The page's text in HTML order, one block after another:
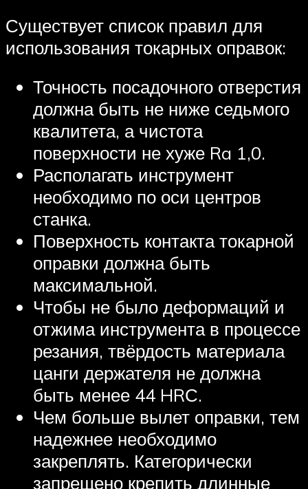
Существует список правил для
использования токарных оправок:
Точность посадочного отверстия
должна быть не ниже седьмого
квалитета, а чистота
поверхности не хуже Ra 1,0.
Располагать инструмент
необходимо по оси центров
станка.
Поверхность контакта токарной
оправки должна быть
максимальной.
Чтобы не было деформаций и
отжима инструмента в процессе
резания, твёрдость материала
цанги держателя не должна
быть менее 44 HRС.
Чем больше вылет оправки, тем
надежнее необходимо
закреплять. Категорически
запрещено крепить длинные